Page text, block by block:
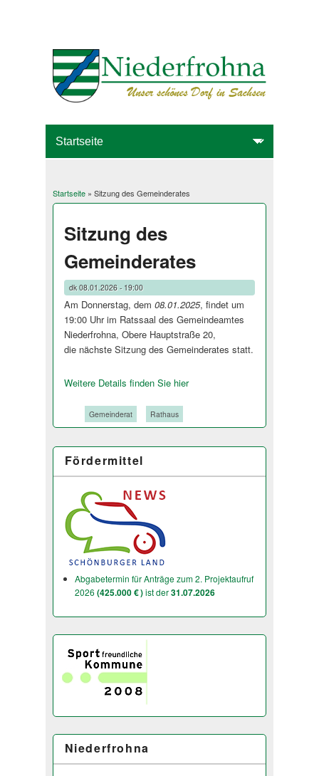
Sie sind hier
Startseite» Sitzung des Gemeinderates
Sitzung des
Gemeinderates
dk08.01.2026 - 19:00
Am Donnerstag, dem 08.01.2025, findet um
19:00 Uhr im Ratssaal des Gemeindeamtes
Niederfrohna, Obere Hauptstraße 20,
die nächste Sitzung des Gemeinderates stat­t.
Weitere Details finden Sie hier
Gemeinderat Rathaus
Fördermittel
Abgabetermin für Anträge zum 2. Projektaufruf
2026 (425.000 € )ist der31.07.2026
Niederfrohna